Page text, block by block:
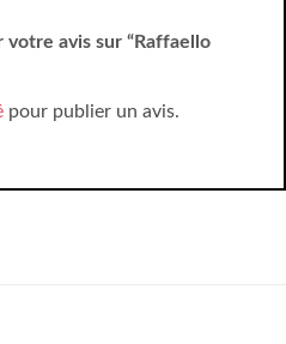
votre avis sur “Raffaello
pour publier un avis.